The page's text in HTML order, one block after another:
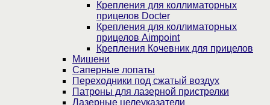
Крепления для коллиматорных
прицелов Docter
Крепления для коллиматорных
прицелов Aimpoint
Крепления Кочевник для прицелов
Мишени
Саперные лопаты
Переходники под сжатый воздух
Патроны для лазерной пристрелки
Лазерные целеуказатели